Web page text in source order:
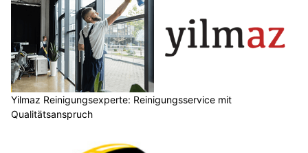
Yilmaz Reinigungsexperte: Reinigungsservice mit
Qualitätsanspruch